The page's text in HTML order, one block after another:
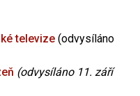
televize (odvysíláno
(odvysíláno 11. září